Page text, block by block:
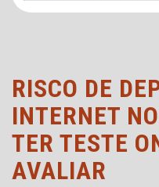
RISCO DE
INTERNET
TER TESTE
AVALIAR